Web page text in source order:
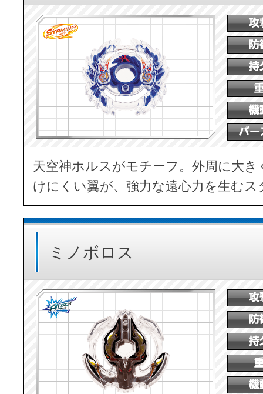
天空神ホルスがモチーフ。外周に大
けにくい翼が、強力な遠心力を生む
ミノボロス